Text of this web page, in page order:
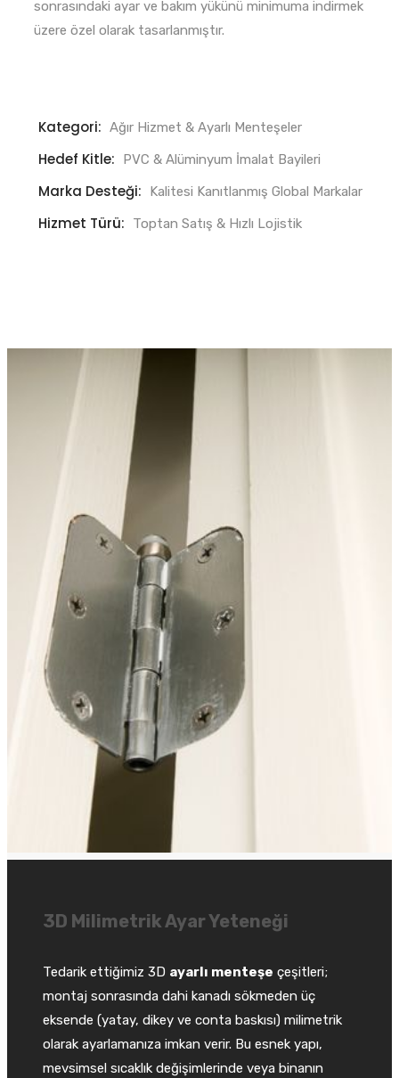
sonrasındaki ayar ve bakım yükünü minimuma indirmek
üzere özel olarak tasarlanmıştır.
Kategori: Ağır Hizmet & Ayarlı Menteşeler
Hedef Kitle: PVC & Alüminyum İmalat Bayileri
Marka Desteği: Kalitesi Kanıtlanmış Global Markalar
Hizmet Türü: Toptan Satış & Hızlı Lojistik
3D Milimetrik Ayar Yeteneği
Tedarik ettiğimiz 3D ayarlı menteşe çeşitleri;
montaj sonrasında dahi kanadı sökmeden üç
eksende (yatay, dikey ve conta baskısı) milimetrik
olarak ayarlamanıza imkan verir. Bu esnek yapı,
mevsimsel sıcaklık değişimlerinde veya binanın